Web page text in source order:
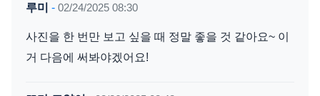
루미 - 02/24/2025 08:30
사진을 한 번만 보고 싶을 때 정말 좋을 것 같아요~ 이
거 다음에 써봐야겠어요!